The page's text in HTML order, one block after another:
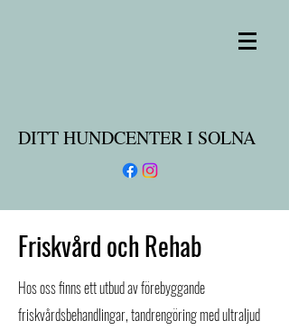
DITT HUNDCENTER I SOLNA
Friskvård och Rehab
Hos oss finns ett utbud av förebyggande
friskvårdsbehandlingar, tandrengöring med ultraljud